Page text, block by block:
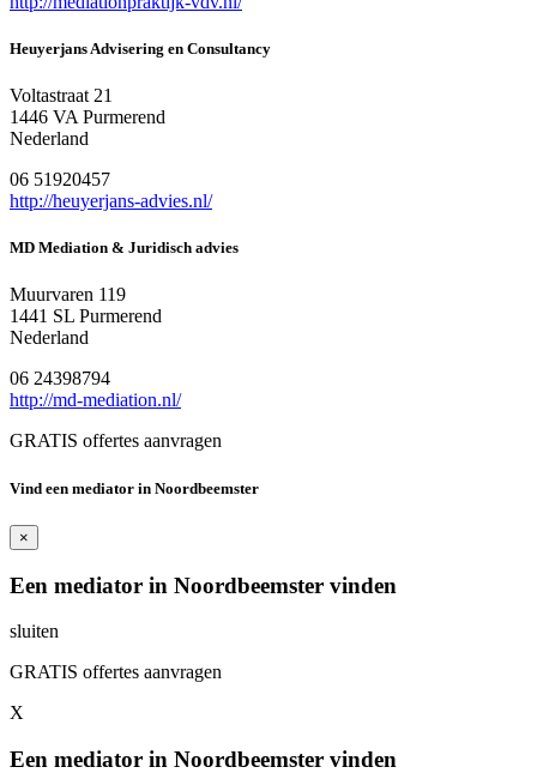
Heuyerjans Advisering en Consultancy
Voltastraat 21
1446 VA Purmerend
Nederland
06 51920457
http://heuyerjans-advies.nl/
MD Mediation & Juridisch advies
Muurvaren 119
1441 SL Purmerend
Nederland
06 24398794
http://md-mediation.nl/
GRATIS offertes aanvragen
Vind een mediator in Noordbeemster
×
Een mediator in Noordbeemster vinden
sluiten
GRATIS offertes aanvragen
X
Een mediator in Noordbeemster vinden